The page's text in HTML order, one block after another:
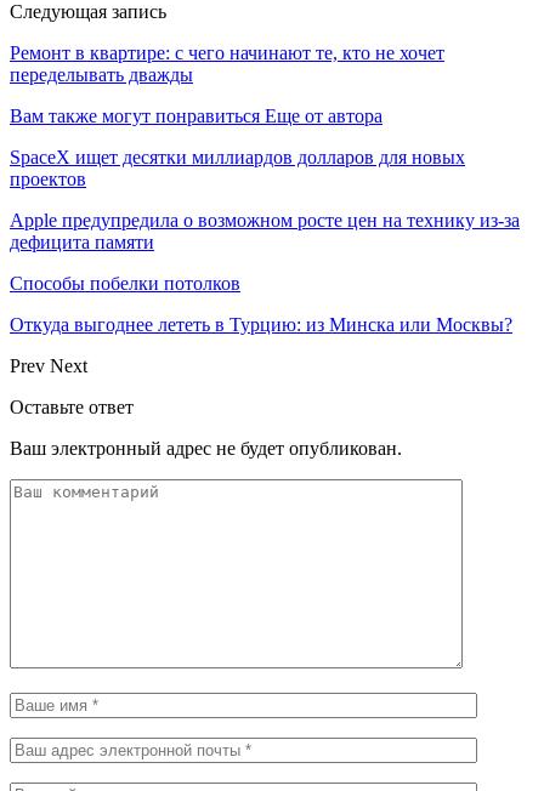
Следующая запись
Ремонт в квартире: с чего начинают те, кто не хочет
переделывать дважды
Вам также могут понравиться Еще от автора
SpaceX ищет десятки миллиардов долларов для новых
проектов
Apple предупредила о возможном росте цен на технику из-за
дефицита памяти
Способы побелки потолков
Откуда выгоднее лететь в Турцию: из Минска или Москвы?
Prev Next
Оставьте ответ
Ваш электронный адрес не будет опубликован.